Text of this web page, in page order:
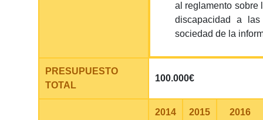
al reglamento sobre
discapacidad a
sociedad de la
PRESUPUESTO
TOTAL
100.000€
2014 2015 2016